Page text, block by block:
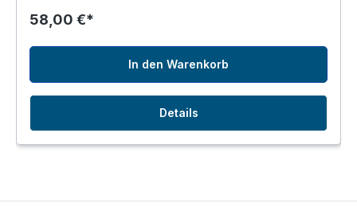
58,00 €*
In den Warenkorb
Details